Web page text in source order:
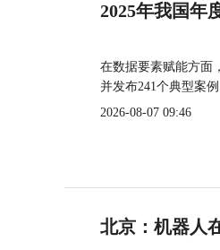
2025年我国年
在数据要素赋能方面
并发布241个典型案例
2026-08-07 09:46
北京：机器人